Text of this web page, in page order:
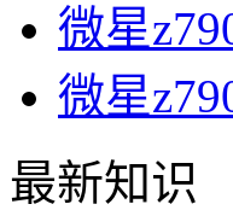
微星
微星
最新知识